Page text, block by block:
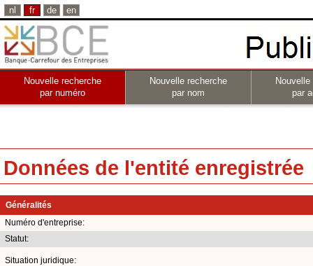
nl fr de en
Nouvelle recherche
par numéro
Nouvelle recherche
par nom
par
Données de l'entité enregistrée
Généralités
Numéro d'entreprise:
Statut:
Situation juridique: